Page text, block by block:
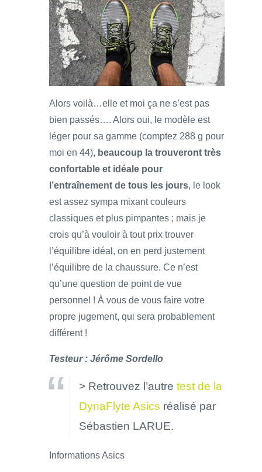
Alors voilà…elle et moi ça ne s’est pas
bien passés…. Alors oui, le modèle est
léger pour sa gamme (comptez 288 g pour
moi en 44), beaucoup la trouveront très
confortable et idéale pour
l’entraînement de tous les jours, le look
est assez sympa mixant couleurs
classiques et plus pimpantes ; mais je
crois qu’à vouloir à tout prix trouver
l’équilibre idéal, on en perd justement
l’équilibre de la chaussure. Ce n’est
qu’une question de point de vue
personnel ! À vous de vous faire votre
propre jugement, qui sera probablement
différent !
Testeur : Jérôme Sordello
> Retrouvez l’autre test de la
DynaFlyte Asics réalisé par
Sébastien LARUE.
Informations Asics